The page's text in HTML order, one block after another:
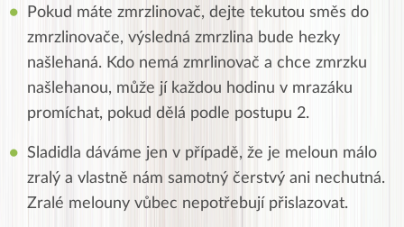
Pokud máte zmrzlinovač, dejte tekutou směs do
zmrzlinovače, výsledná zmrzlina bude hezky
našlehaná. Kdo nemá zmrlinovač a chce zmrzku
našlehanou, může jí každou hodinu v mrazáku
promíchat, pokud dělá podle postupu 2.
Sladidla dáváme jen v případě, že je meloun málo
zralý a vlastně nám samotný čerstvý ani nechutná.
Zralé melouny vůbec nepotřebují přislazovat.